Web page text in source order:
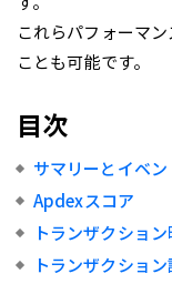
これらパフォーマ
ことも可能です。
目次
サマリーとイベ
Apdexスコア
トランザクショ
トランザクショ